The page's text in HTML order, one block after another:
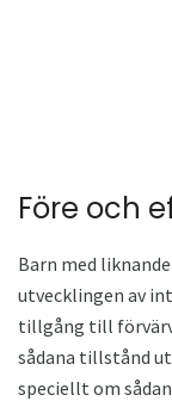
Före och
Barn med
utvecklingen av
tillgång till förvärv
sådana tillstånd
speciellt om